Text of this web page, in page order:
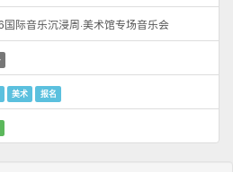
国际音乐沉浸周·美术馆专场音乐会
美术 报名